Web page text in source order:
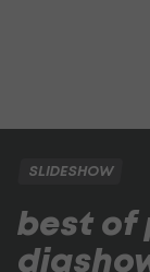
SLIDESHOW
best of